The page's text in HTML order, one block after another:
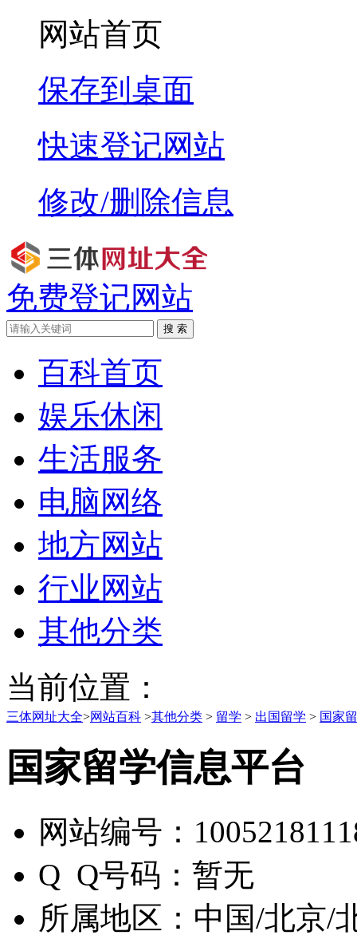
网站首页
保存到桌面
快速登记网站
修改/删除信息
免费登记网站
搜 索
百科首页
娱乐休闲
生活服务
电脑网络
地方网站
行业网站
其他分类
当前位置：
三体网址大全>网站百科 >其他分类 > 留学 > 出国留学 > 国家
国家留学信息平台
网站编号：
Q Q号码： 暂无
所属地区： 中国/北京/